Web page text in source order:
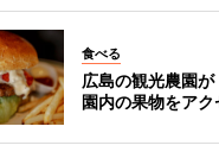
食べる
広島の観光農園が
園内の果物をアク